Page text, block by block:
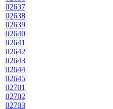
02637
02638
02639
02640
02641
02642
02643
02644
02645
02701
02702
02703